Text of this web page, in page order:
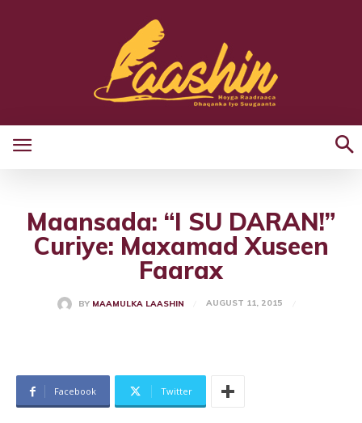
Maansada: “I SU DARAN!”
Curiye: Maxamad Xuseen
Faarax
BY MAAMULKA LAASHIN AUGUST 11, 2015
Facebook Twitter